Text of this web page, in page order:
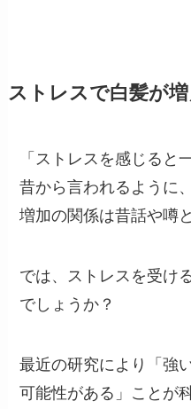
ストレスで白髪が
「ストレスを感じると
昔から言われるように
増加の関係は昔話や噂
では、ストレスを受け
でしょうか？
最近の研究により「強
可能性がある」ことが